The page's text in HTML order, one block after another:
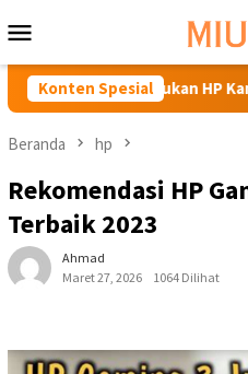
ke
kontenMobile
Konten Spesial
Temukan HP Kamera
Beranda hp
Rekomendasi HP
Terbaik 2023
Ahmad
Maret 27, 2026
1064 Dilihat